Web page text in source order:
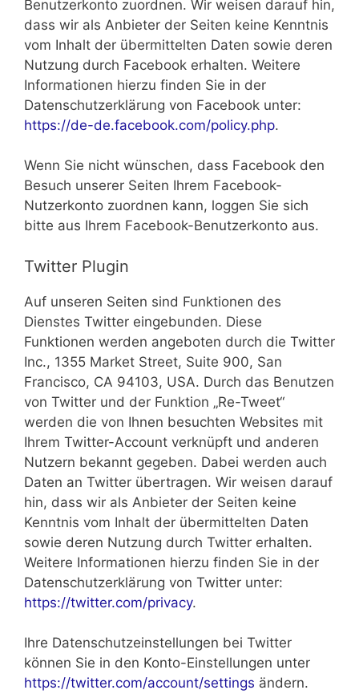
Benutzerkonto zuordnen. Wir weisen darauf hin,
dass wir als Anbieter der Seiten keine Kenntnis
vom Inhalt der übermittelten Daten sowie deren
Nutzung durch Facebook erhalten. Weitere
Informationen hierzu finden Sie in der
Datenschutzerklärung von Facebook unter:
https://de-de.facebook.com/policy.php.
Wenn Sie nicht wünschen, dass Facebook den
Besuch unserer Seiten Ihrem Facebook-
Nutzerkonto zuordnen kann, loggen Sie sich
bitte aus Ihrem Facebook-Benutzerkonto aus.
Twitter Plugin
Auf unseren Seiten sind Funktionen des
Dienstes Twitter eingebunden. Diese
Funktionen werden angeboten durch die Twitter
Inc., 1355 Market Street, Suite 900, San
Francisco, CA 94103, USA. Durch das Benutzen
von Twitter und der Funktion „Re-Tweet“
werden die von Ihnen besuchten Websites mit
Ihrem Twitter-Account verknüpft und anderen
Nutzern bekannt gegeben. Dabei werden auch
Daten an Twitter übertragen. Wir weisen darauf
hin, dass wir als Anbieter der Seiten keine
Kenntnis vom Inhalt der übermittelten Daten
sowie deren Nutzung durch Twitter erhalten.
Weitere Informationen hierzu finden Sie in der
Datenschutzerklärung von Twitter unter:
https://twitter.com/privacy.
Ihre Datenschutzeinstellungen bei Twitter
können Sie in den Konto-Einstellungen unter
https://twitter.com/account/settings ändern.